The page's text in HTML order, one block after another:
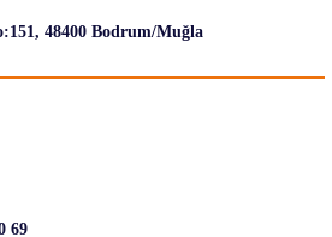
48400 Bodrum/Muğla
69